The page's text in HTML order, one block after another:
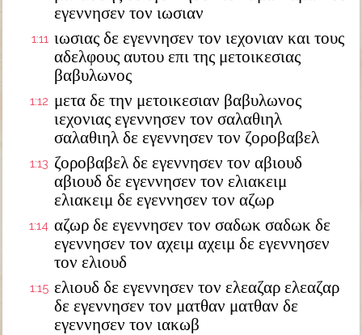
εγεννησεν τον ιωσιαν
1:11 ιωσιας δε εγεννησεν τον ιεχονιαν και τους
αδελφους αυτου επι της μετοικεσιας
βαβυλωνος
1:12 μετα δε την μετοικεσιαν βαβυλωνος
ιεχονιας εγεννησεν τον σαλαθιηλ
σαλαθιηλ δε εγεννησεν τον ζοροβαβελ
1:13 ζοροβαβελ δε εγεννησεν τον αβιουδ
αβιουδ δε εγεννησεν τον ελιακειμ
ελιακειμ δε εγεννησεν τον αζωρ
1:14 αζωρ δε εγεννησεν τον σαδωκ σαδωκ δε
εγεννησεν τον αχειμ αχειμ δε εγεννησεν
τον ελιουδ
1:15 ελιουδ δε εγεννησεν τον ελεαζαρ ελεαζαρ
δε εγεννησεν τον ματθαν ματθαν δε
εγεννησεν τον ιακωβ